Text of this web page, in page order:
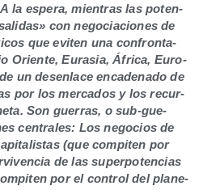
la espe­ra, mien­tras las poten­
con nego­cia­cio­nes de
que evi­ten una con­fron­ta­
Orien­te, Eura­sia, Áfri­ca, Euro­
un des­en­la­ce enca­de­na­do de
por los mer­ca­dos y los recur­
Son gue­rras, o sub-gue­
cen­tra­les: Los nego­cios de
(que com­pi­ten por
de las super­po­ten­cias
por el con­trol del pla­ne­